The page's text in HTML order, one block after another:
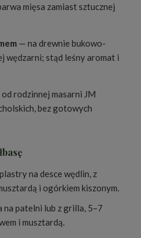
mięsa zamiast sztucznej
— na drewnie bukowo-
wędzarni; stąd leśny aromat i
rodzinnej masarni JM
bez gotowych
na desce wędlin, z
i ogórkiem kiszonym.
na patelni lub z grilla, 5–7
i musztardą.